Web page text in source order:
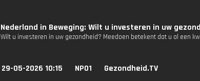
Nederland in Beweging: Wilt u investeren in uw
Wilt u investeren in uw gezondheid? Meedoen betekent dat u al een
29-05-2026 10:15 NPO1 Gezondheid.TV